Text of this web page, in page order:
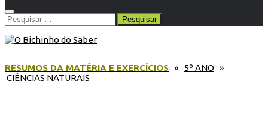
Pesquisar
por:
RESUMOS DA MATÉRIA E EXERCÍCIOS » 5º ANO »
CIÊNCIAS NATURAIS